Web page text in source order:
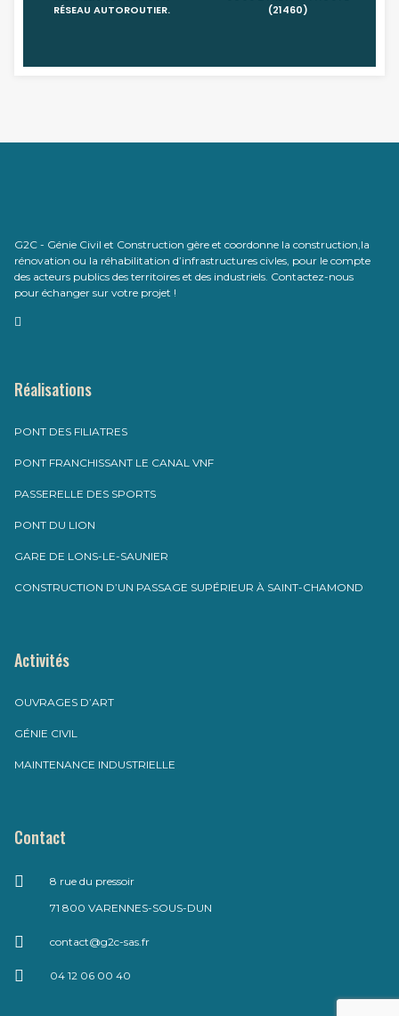
RÉSEAU AUTOROUTIER.
(21460)
G2C - Génie Civil et Construction gère et coordonne la construction,la
rénovation ou la réhabilitation d’infrastructures civles, pour le compte
des acteurs publics des territoires et des industriels. Contactez-nous
pour échanger sur votre projet !
Réalisations
PONT DES FILIATRES
PONT FRANCHISSANT LE CANAL VNF
PASSERELLE DES SPORTS
PONT DU LION
GARE DE LONS-LE-SAUNIER
CONSTRUCTION D’UN PASSAGE SUPÉRIEUR À SAINT-CHAMOND
Activités
OUVRAGES D’ART
GÉNIE CIVIL
MAINTENANCE INDUSTRIELLE
Contact
8 rue du pressoir
71 800 VARENNES-SOUS-DUN
contact@g2c-sas.fr
04 12 06 00 40